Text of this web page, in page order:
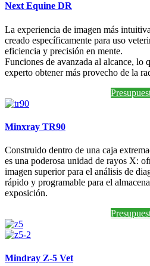
Next Equine DR
La experiencia de imagen más
creado específicamente para uso
eficiencia y precisión en mente.
Funciones de avanzada al alcance, lo
experto obtener más provecho de la
Minxray TR90
Construido dentro de una caja
es una poderosa unidad de rayos X:
imagen superior para el análisis de
rápido y programable para el
exposición.
Mindray Z-5 Vet